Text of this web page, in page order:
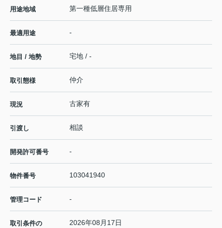
用途地域 第一種低層住居専用
最適用途 -
地目 / 地勢 宅地 / -
取引態様 仲介
現況 古家有
引渡し 相談
開発許可番号 -
物件番号 103041940
管理コード -
取引条件の
2026年08月17日